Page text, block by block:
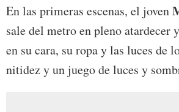
En las primeras escenas, el joven
sale del metro en pleno atardecer
en su cara, su ropa y las luces de
nitidez y un juego de luces y